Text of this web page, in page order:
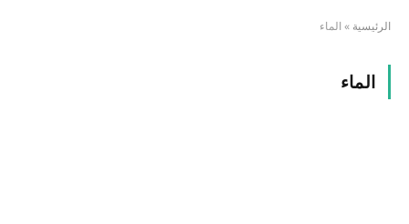
الرئيسية » الماء
الماء